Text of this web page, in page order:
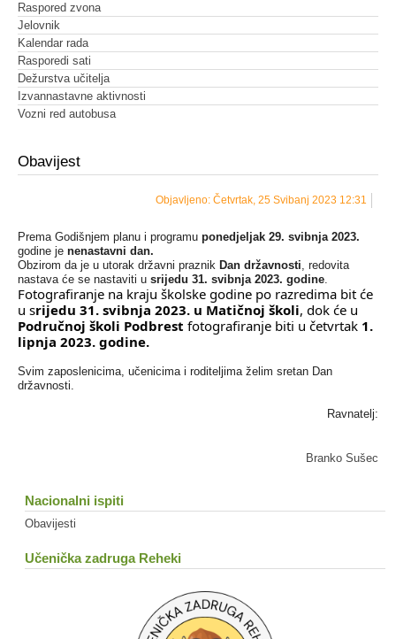
Raspored zvona
Jelovnik
Kalendar rada
Rasporedi sati
Dežurstva učitelja
Izvannastavne aktivnosti
Vozni red autobusa
Obavijest
Objavljeno: Četvrtak, 25 Svibanj 2023 12:31
Prema Godišnjem planu i programu ponedjeljak 29. svibnja 2023.
godine je nenastavni dan.
Obzirom da je u utorak državni praznik Dan državnosti , redovita
nastava će se nastaviti u srijedu 31. svibnja 2023. godine
Fotografiranje na kraju školske godine po razredima bit će
u srijedu 31. svibnja 2023. u Matičnoj školi
Područnoj školi Podbrest fotografiranje biti u četvrtak 1.
lipnja 2023. godine.
Svim zaposlenicima, učenicima i roditeljima želim sretan Dan
državnosti.
Ravnatelj:
Branko Sušec
Nacionalni ispiti
Obavijesti
Učenička zadruga Reheki